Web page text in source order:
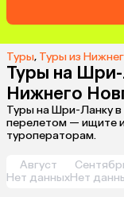
Туры, Туры из
Туры на Шри-
Нижнего
Туры на Шри-Ланку
перелетом — ищите
туроператорам.
Август
Нет данныхНет